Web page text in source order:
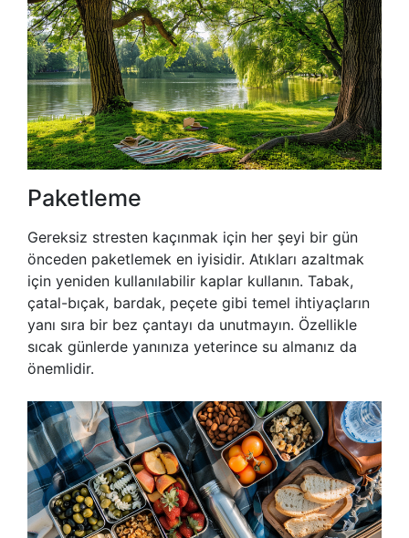
Paketleme
Gereksiz stresten kaçınmak için her şeyi bir gün
önceden paketlemek en iyisidir. Atıkları azaltmak
için yeniden kullanılabilir kaplar kullanın. Tabak,
çatal-bıçak, bardak, peçete gibi temel ihtiyaçların
yanı sıra bir bez çantayı da unutmayın. Özellikle
sıcak günlerde yanınıza yeterince su almanız da
önemlidir.